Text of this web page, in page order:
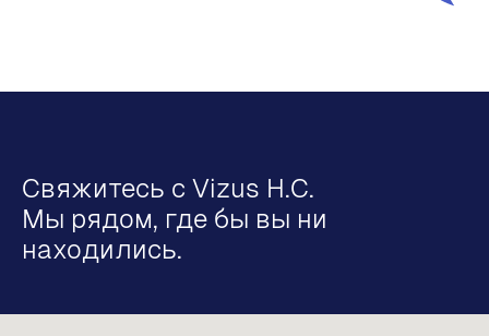
Свяжитесь с Vizus H.C.
Мы рядом, где бы вы ни
находились.